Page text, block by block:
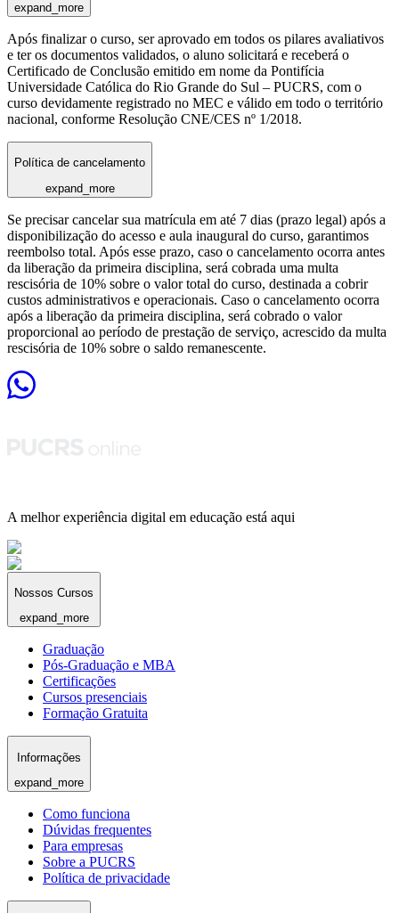
expand_more
Após finalizar o curso, ser aprovado em todos os pilares avaliativos
e ter os documentos validados, o aluno solicitará e receberá o
Certificado de Conclusão emitido em nome da Pontifícia
Universidade Católica do Rio Grande do Sul – PUCRS, com o
curso devidamente registrado no MEC e válido em todo o território
nacional, conforme Resolução CNE/CES nº 1/2018.
Política de cancelamento
expand_more
Se precisar cancelar sua matrícula em até 7 dias (prazo legal) após a
disponibilização do acesso e aula inaugural do curso, garantimos
reembolso total. Após esse prazo, caso o cancelamento ocorra antes
da liberação da primeira disciplina, será cobrada uma multa
rescisória de 10% sobre o valor total do curso, destinada a cobrir
custos administrativos e operacionais. Caso o cancelamento ocorra
após a liberação da primeira disciplina, será cobrado o valor
proporcional ao período de prestação de serviço, acrescido da multa
rescisória de 10% sobre o saldo remanescente.
A melhor experiência digital em educação está aqui
Nossos Cursos
expand_more
Graduação
Pós-Graduação e MBA
Certificações
Cursos presenciais
Formação Gratuita
Informações
expand_more
Como funciona
Dúvidas frequentes
Para empresas
Sobre a PUCRS
Política de privacidade